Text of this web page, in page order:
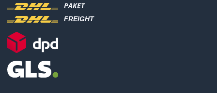
PAKET
FREIGHT